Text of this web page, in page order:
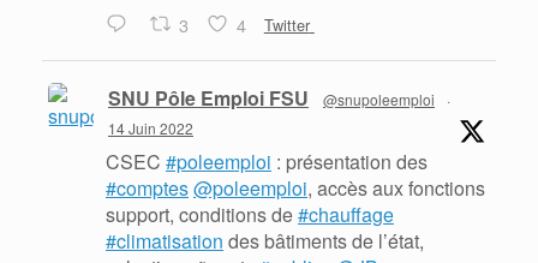
3 4 Twitter
SNU Pôle Emploi FSU @snupoleemploi
·
14 Juin 2022
CSEC #poleemploi : présentation des
#comptes@poleemploi, accès aux fonctions
support, conditions de#chauffage
#climatisation des bâtiments de l’état,